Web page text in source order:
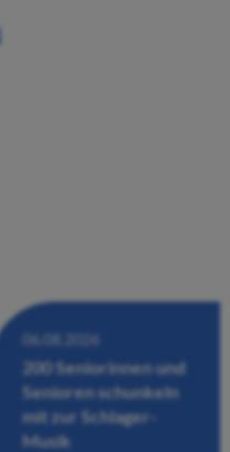
06.08.2026
200 Seniorinnen und
Senioren schunkeln
mit zur Schlager-
Musik